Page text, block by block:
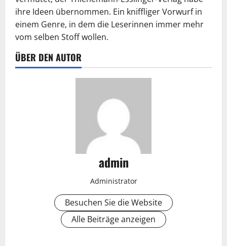
ihre Ideen übernommen. Ein kniffliger Vorwurf in
einem Genre, in dem die Leserinnen immer mehr
vom selben Stoff wollen.
ÜBER DEN AUTOR
admin
Administrator
Besuchen Sie die Website
Alle Beiträge anzeigen